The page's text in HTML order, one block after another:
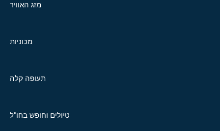
מזג האוויר
מכוניות
תעופה קלה
טיולים וחופש בחו"ל